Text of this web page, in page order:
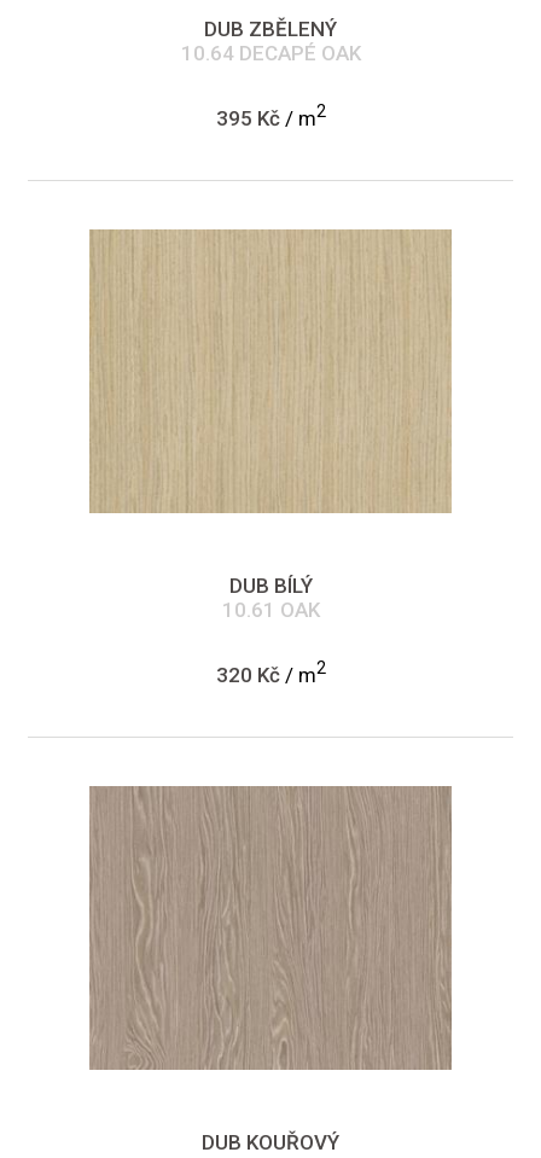
DUB ZBĚLENÝ
10.64 DECAPÉ OAK
395 Kč/ m2
DUB BÍLÝ
10.61 OAK
320 Kč/ m2
DUB KOUŘOVÝ